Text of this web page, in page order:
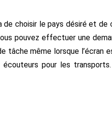
choisir le pays désiré et de
pouvez effectuer une
tâche même lorsque l’écran
pour les